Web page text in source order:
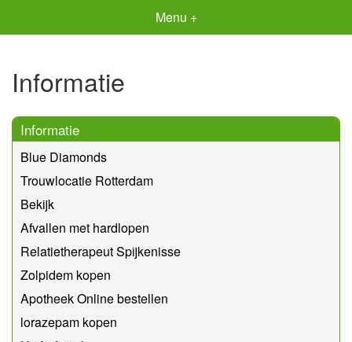
Menu +
Informatie
Informatie
Blue Diamonds
Trouwlocatie Rotterdam
Bekijk
Afvallen met hardlopen
Relatietherapeut Spijkenisse
Zolpidem kopen
Apotheek Online bestellen
lorazepam kopen